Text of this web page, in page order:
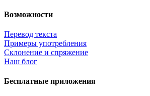
Возможности
Перевод текста
Примеры употребления
Склонение и спряжение
Наш блог
Бесплатные приложения